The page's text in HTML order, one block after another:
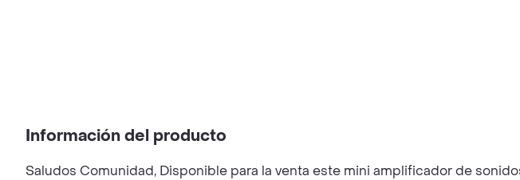
Información del producto
Saludos Comunidad, Disponible para la venta este mini amplificador de